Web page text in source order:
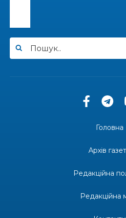
12:00
11:34
Частина ВПО більше не
Бахмутська молодь
Солдат Ігор Ігорович
держава досі провалює
Майстер-клас
Головна
Архів
Редакційна
Редакційна